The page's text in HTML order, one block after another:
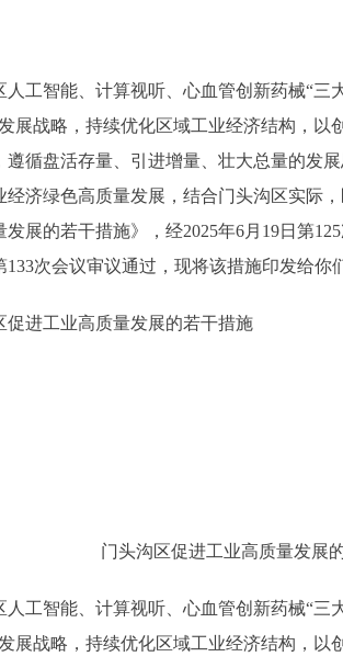
人工智能、计算视听、心血管创新药械“三
展战略，持续优化区域工业经济结构，以
遵循盘活存量、引进增量、壮大总量的发
经济绿色高质量发展，结合门头沟区实际
发展的若干措施》，经2025年6月 19日第125
133次会议审议通过，现将该措施印发给你
促进工业高质量发展的若干措施
门头沟区促进工业高质量发展
人工智能、计算视听、心血管创新药械“三
发展战略，持续优化区域工业经济结构，以